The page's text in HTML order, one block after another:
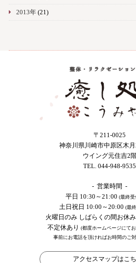
2013年(21)
〒211-0025
神奈川県川崎市中原区木
ウイング元住吉2
TEL. 044-948-9535
- 営業時間 -
平日 10:30～21:00 (最終受
土日祝日 10:00～20:00 (最
火曜日のみ しばらくの間お休み
不定休あり (都度ホームページにて
事前にお電話を頂ければお時間のご対
アクセスマップはこ